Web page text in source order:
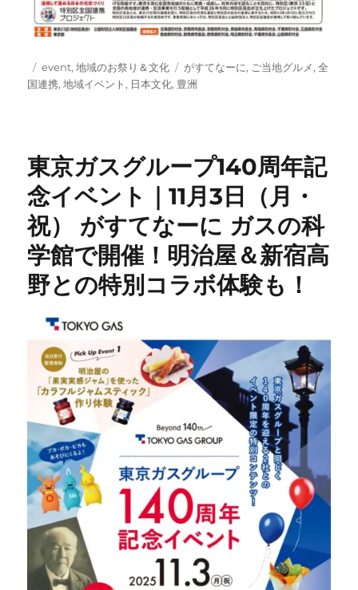
投
稿
カ
テ
event,地域のお祭り＆文化
タ
グ
がすてなーに, ご当地グルメ,全
国連携,地域イベント, 日本文化, 豊洲
東京ガスグループ140周年記
念イベント｜11月3日（月・
祝） がすてなーに ガスの科
学館で開催！明治屋＆新宿高
野との特別コラボ体験も！